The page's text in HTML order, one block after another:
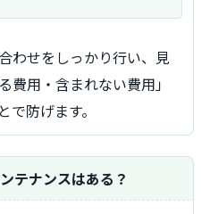
わせをしっかり行い、見
費用・含まれない費用」
で防げます。
テナンスはある？